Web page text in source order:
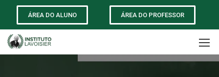
ÁREA DO ALUNO ÁREA DO PROFESSOR